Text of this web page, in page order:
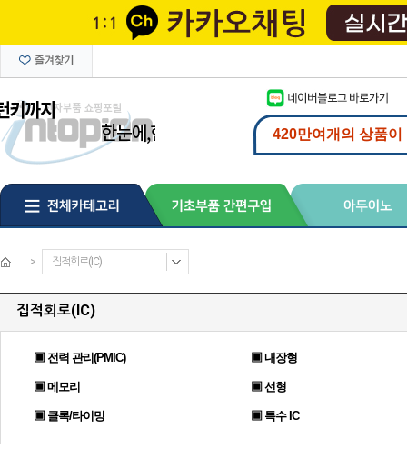
> 집적회로(IC)
집적회로(IC)
▣ 전력 관리(PMIC) ▣ 내장형
▣ 메모리 ▣ 선형
▣ 클록/타이밍 ▣ 특수 IC